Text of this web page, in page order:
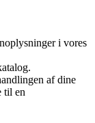
i vores
af dine
til en